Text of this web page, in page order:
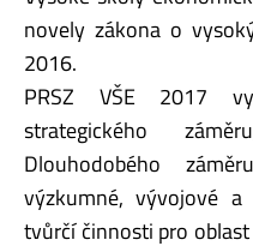
novely zákona o
2016.
PRSZ VŠE 2017
strategického
Dlouhodobého
výzkumné, vývojové
tvůrčí činnosti pro